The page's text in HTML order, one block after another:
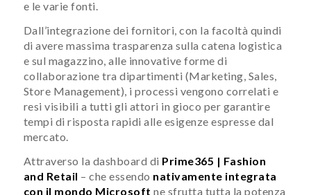
e le varie fonti.
Dall’integrazione dei fornitori, con la facoltà quindi
di avere massima trasparenza sulla catena logistica
e sul magazzino, alle innovative forme di
collaborazione tra dipartimenti (Marketing, Sales,
Store Management), i processi vengono correlati e
resi visibili a tutti gli attori in gioco per garantire
tempi di risposta rapidi alle esigenze espresse dal
mercato.
Attraverso la dashboard di Prime365 | Fashion
and Retail – che essendo nativamente integrata
con il mondo Microsoft ne sfrutta tutta la potenza